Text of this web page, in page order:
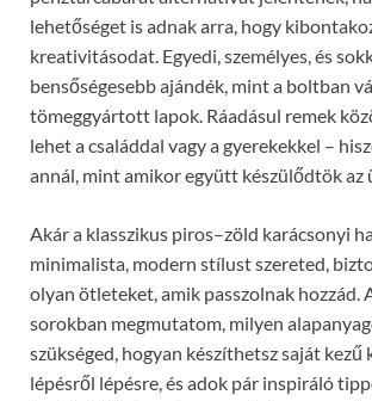
lehetőséget is adnak arra, hogy
kreativitásodat. Egyedi, személyes, és
bensőségesebb ajándék, mint a boltban
tömeggyártott lapok. Ráadásul remek
lehet a családdal vagy a gyerekekkel –
annál, mint amikor együtt készülődtök az
Akár a klasszikus piros–zöld karácsonyi
minimalista, modern stílust szereted,
olyan ötleteket, amik passzolnak hozzád.
sorokban megmutatom, milyen
szükséged, hogyan készíthetsz saját kezű
lépésről lépésre, és adok pár inspiráló